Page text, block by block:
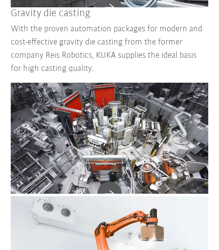
Gravity die casting
With the proven automation packages for modern and
cost-effective gravity die casting from the former
company Reis Robotics, KUKA supplies the ideal basis
for high casting quality.